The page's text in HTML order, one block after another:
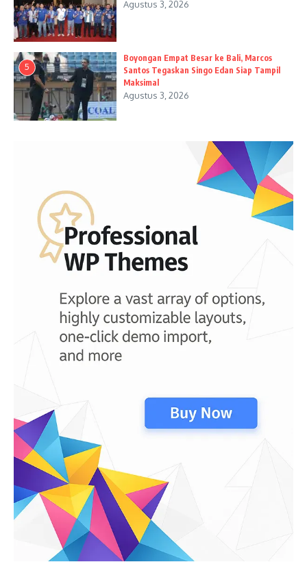
Agustus 3, 2026
5
Boyongan Empat Besar ke Bali, Marcos
Santos Tegaskan Singo Edan Siap Tampil
Maksimal
Agustus 3, 2026